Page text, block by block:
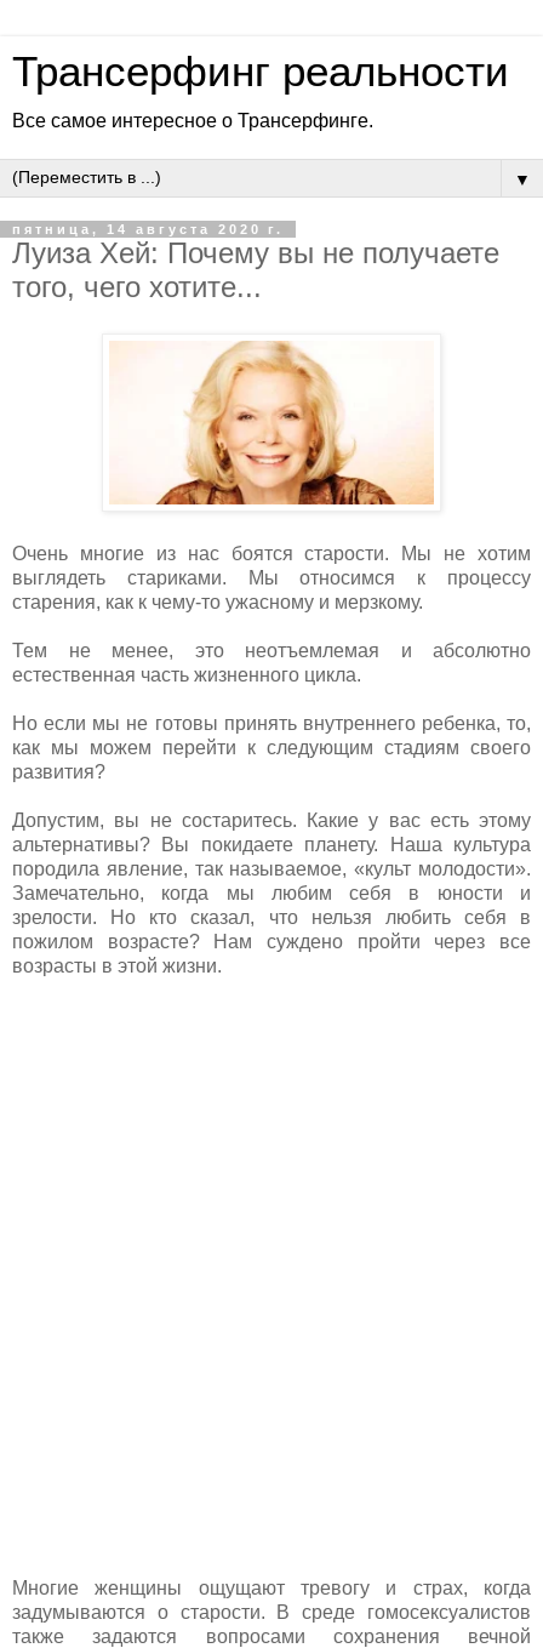
Трансерфинг реальности
Все самое интересное о Трансерфинге.
▼
пятница, 14 августа 2020 г.
Луиза Хей: Почему вы не получаете
того, чего хотите...
Очень многие из нас боятся старости. Мы не хотим
выглядеть стариками. Мы относимся к процессу
старения, как к чему-то ужасному и мерзкому.
Тем не менее, это неотъемлемая и абсолютно
естественная часть жизненного цикла.
Но если мы не готовы принять внутреннего ребенка, то,
как мы можем перейти к следующим стадиям своего
развития?
Допустим, вы не состаритесь. Какие у вас есть этому
альтернативы? Вы покидаете планету. Наша культура
породила явление, так называемое, «культ молодости».
Замечательно, когда мы любим себя в юности и
зрелости. Но кто сказал, что нельзя любить себя в
пожилом возрасте? Нам суждено пройти через все
возрасты в этой жизни.
Многие женщины ощущают тревогу и страх, когда
задумываются о старости. В среде гомосексуалистов
также задаются вопросами сохранения вечной